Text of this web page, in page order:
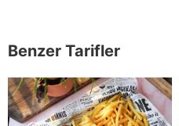
Benzer Tarifler